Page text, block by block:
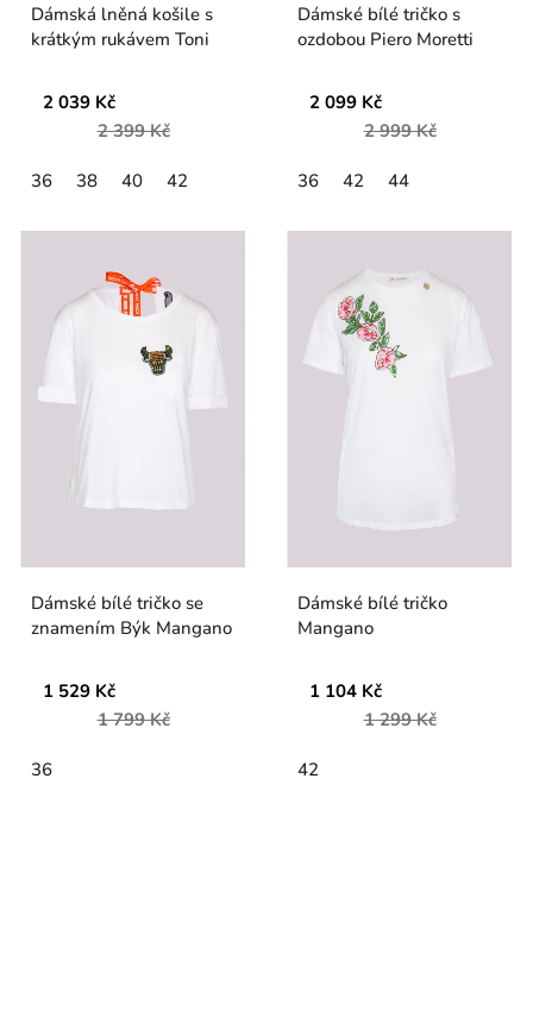
Dámská lněná košile s
krátkým rukávem Toni
2 039 Kč
2 399 Kč
36 38 40 42
Dámské bílé tričko s
ozdobou Piero Moretti
2 099 Kč
2 999 Kč
36 42 44
Dámské bílé tričko se
znamením Býk Mangano
1 529 Kč
1 799 Kč
36
Dámské bílé tričko
Mangano
1 104 Kč
1 299 Kč
42